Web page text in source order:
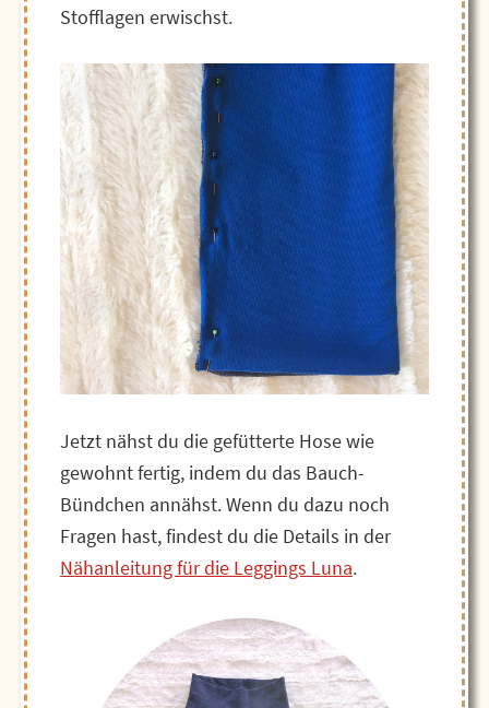
Stofflagen erwischst.
Jetzt nähst du die gefütterte Hose wie
gewohnt fertig, indem du das Bauch-
Bündchen annähst. Wenn du dazu noch
Fragen hast, findest du die Details in der
Nähanleitung für die Leggings Luna.